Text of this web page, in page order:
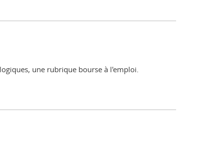
une rubrique bourse à l'emploi.